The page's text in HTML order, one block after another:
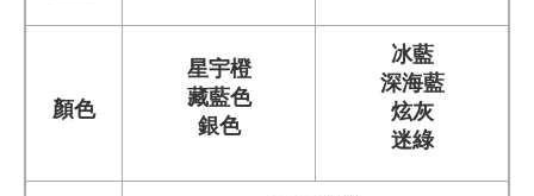
顏色
星宇橙
藏藍色
銀色
冰藍
深海藍
炫灰
迷綠